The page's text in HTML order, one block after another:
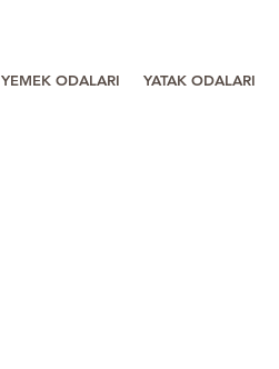
YEMEK ODALARI YATAK ODALARI